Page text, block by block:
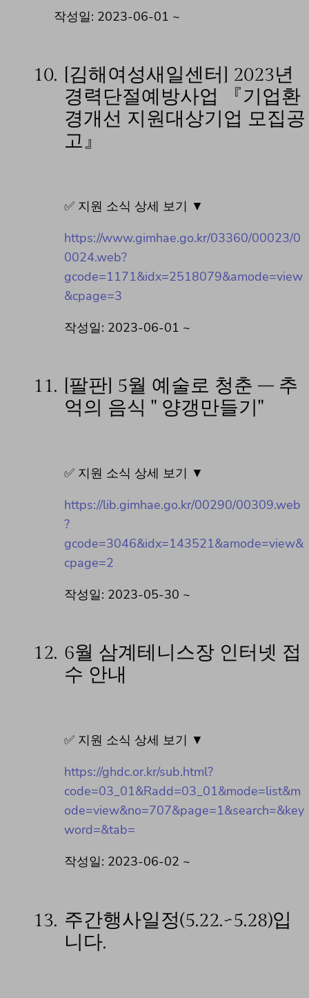
작성일: 2023-06-01 ~
10. [김해여성새일센터] 2023년
경력단절예방사업 『기업환
경개선 지원대상기업 모집공
고』
✅ 지원 소식 상세 보기 ▼
https://www.gimhae.go.kr/03360/00023/0
0024.web?
gcode=1171&idx=2518079&amode=view
&cpage=3
작성일: 2023-06-01 ~
11. [팔판] 5월 예술로 청춘 – 추
억의 음식 " 양갱만들기"
✅ 지원 소식 상세 보기 ▼
https://lib.gimhae.go.kr/00290/00309.web
?
gcode=3046&idx=143521&amode=view&
cpage=2
작성일: 2023-05-30 ~
12. 6월 삼계테니스장 인터넷 접
수 안내
✅ 지원 소식 상세 보기 ▼
https://ghdc.or.kr/sub.html?
code=03_01&Radd=03_01&mode=list&m
ode=view&no=707&page=1&search=&key
word=&tab=
작성일: 2023-06-02 ~
13. 주간행사일정(5.22.~5.28)입
니다.